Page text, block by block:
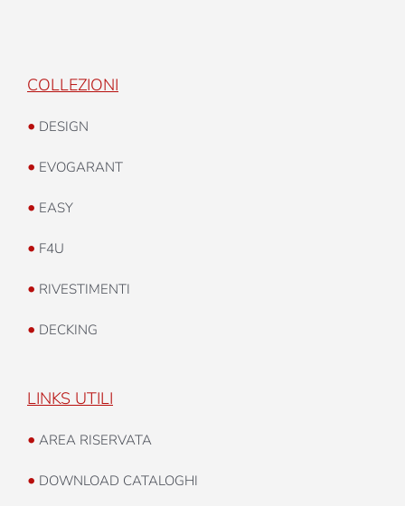
COLLEZIONI
• DESIGN
• EVOGARANT
• EASY
• F4U
• RIVESTIMENTI
• DECKING
LINKS UTILI
• AREA RISERVATA
• DOWNLOAD CATALOGHI